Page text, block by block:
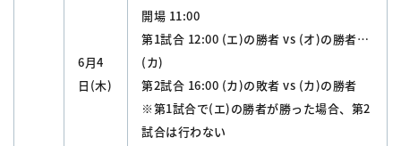
6月4
日(木)
開場 11:00
第1試合 12:00 (エ)の勝者 vs (オ)の勝者…
(カ)
第2試合 16:00 (カ)の敗者 vs (カ)の勝者
※第1試合で(エ)の勝者が勝った場合、第2
試合は行わない